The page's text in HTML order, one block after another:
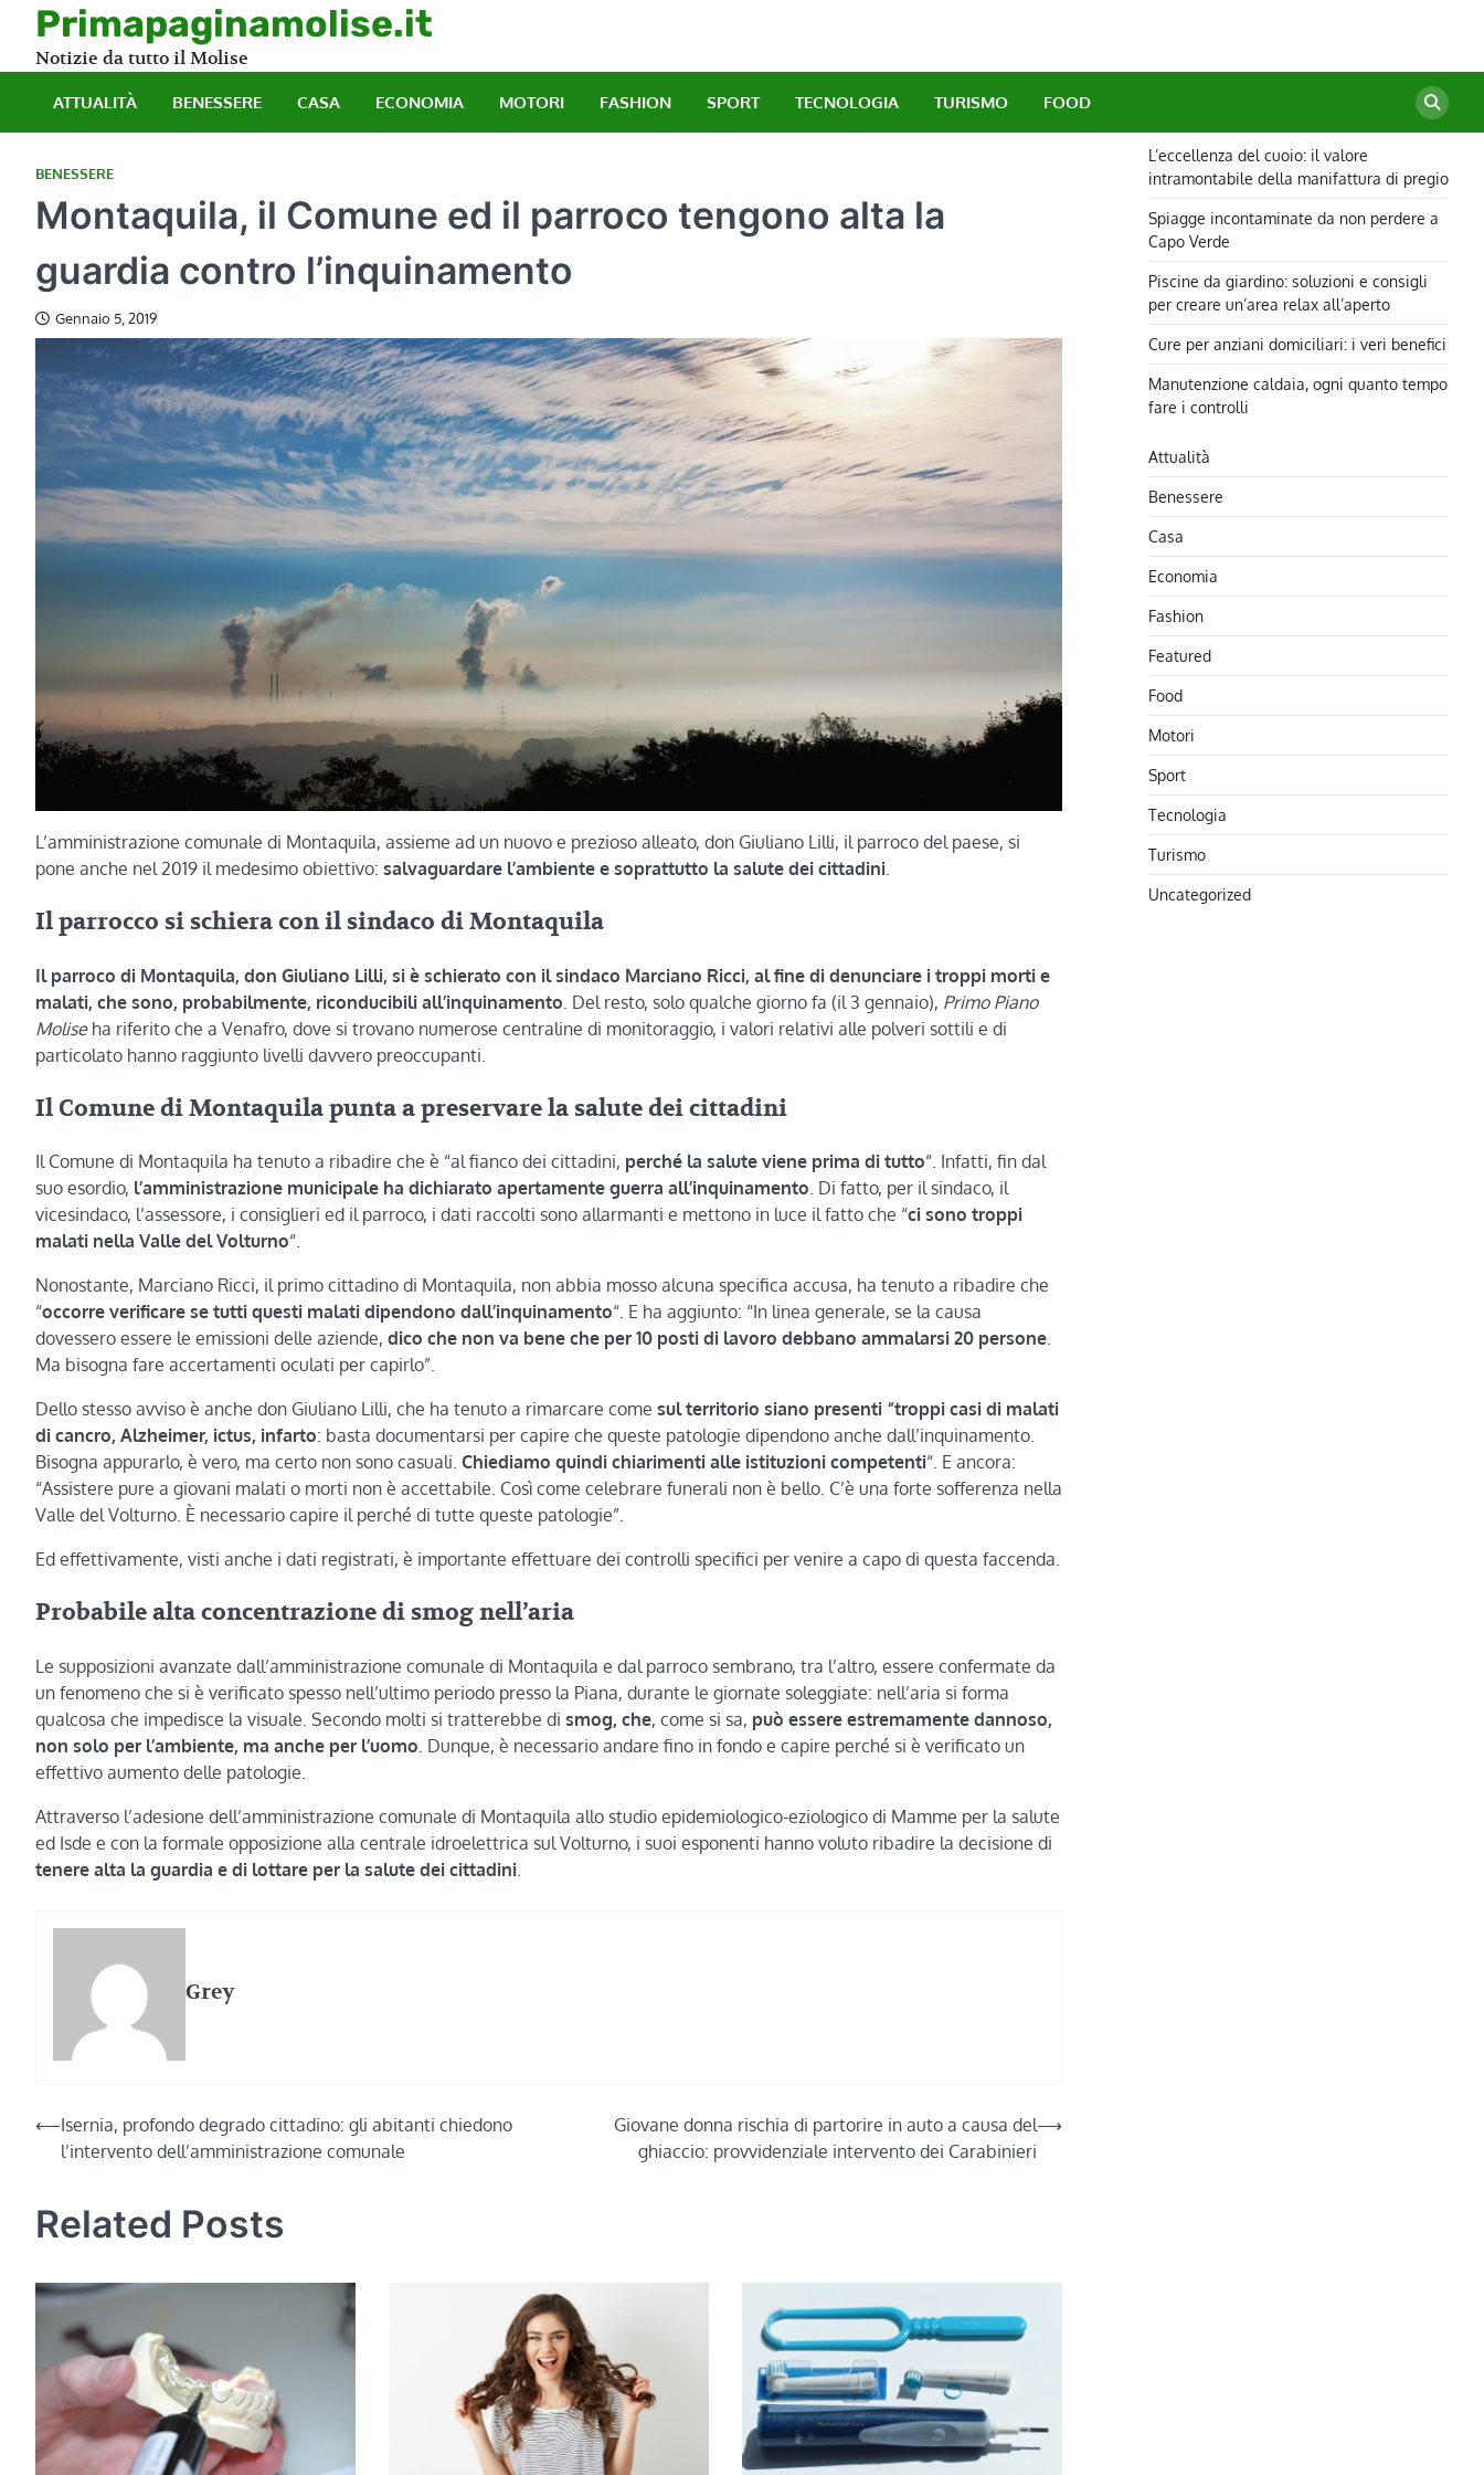
content
Primapaginamolise.it
Notizie da tutto il Molise
ATTUALITÀ BENESSERE CASA ECONOMIA MOTORI FASHION SPORT TECNOLOGIA TURISMO FOOD
BENESSERE
Montaquila, il Comune ed il parroco tengono alta la
guardia contro l’inquinamento
Gennaio 5, 2019
L’amministrazione comunale di Montaquila, assieme ad un nuovo e prezioso alleato, don Giuliano Lilli, il parroco del paese, si
pone anche nel 2019 il medesimo obiettivo: salvaguardare l’ambiente e soprattutto la salute dei cittadini.
Il parrocco si schiera con il sindaco di Montaquila
Il parroco di Montaquila, don Giuliano Lilli, si è schierato con il sindaco Marciano Ricci, al fine di denunciare i troppi morti e
malati, che sono, probabilmente, riconducibili all’inquinamento . Del resto, solo qualche giorno fa (il 3 gennaio), Primo Piano
Moliseha riferito che a Venafro, dove si trovano numerose centraline di monitoraggio, i valori relativi alle polveri sottili e di
particolato hanno raggiunto livelli davvero preoccupanti.
Il Comune di Montaquila punta a preservare la salute dei cittadini
Il Comune di Montaquila ha tenuto a ribadire che è “al fianco dei cittadini, perché la salute viene prima di tutto“. Infatti, fin dal
suo esordio, l’amministrazione municipale ha dichiarato apertamente guerra all’inquinamento. Di fatto, per il sindaco, il
vicesindaco, l’assessore, i consiglieri ed il parroco, i dati raccolti sono allarmanti e mettono in luce il fatto che “ci sono troppi
malati nella Valle del Volturno“.
Nonostante, Marciano Ricci, il primo cittadino di Montaquila, non abbia mosso alcuna specifica accusa, ha tenuto a ribadire che
“occorre verificare se tutti questi malati dipendono dall’inquinamento“. E ha aggiunto: “In linea generale, se la causa
dovessero essere le emissioni delle aziende, dico che non va bene che per 10 posti di lavoro debbano ammalarsi 20 persone.
Ma bisogna fare accertamenti oculati per capirlo”.
Dello stesso avviso è anche don Giuliano Lilli, che ha tenuto a rimarcare come sul territorio siano presenti “troppi casi di malati
di cancro, Alzheimer, ictus, infarto: basta documentarsi per capire che queste patologie dipendono anche dall’inquinamento.
Bisogna appurarlo, è vero, ma certo non sono casuali. Chiediamo quindi chiarimenti alle istituzioni competenti“. E ancora:
“Assistere pure a giovani malati o morti non è accettabile. Così come celebrare funerali non è bello. C’è una forte sofferenza nella
Valle del Volturno. È necessario capire il perché di tutte queste patologie”.
Ed effettivamente, visti anche i dati registrati, è importante effettuare dei controlli specifici per venire a capo di questa faccenda.
Probabile alta concentrazione di smog nell’aria
Le supposizioni avanzate dall’amministrazione comunale di Montaquila e dal parroco sembrano, tra l’altro, essere confermate da
un fenomeno che si è verificato spesso nell’ultimo periodo presso la Piana, durante le giornate soleggiate: nell’aria si forma
qualcosa che impedisce la visuale. Secondo molti si tratterebbe di smog, che, come si sa, può essere estremamente dannoso,
non solo per l’ambiente, ma anche per l’uomo . Dunque, è necessario andare fino in fondo e capire perché si è verificato un
effettivo aumento delle patologie.
Attraverso l’adesione dell’amministrazione comunale di Montaquila allo studio epidemiologico-eziologico di Mamme per la salute
ed Isde e con la formale opposizione alla centrale idroelettrica sul Volturno, i suoi esponenti hanno voluto ribadire la decisione di
tenere alta la guardia e di lottare per la salute dei cittadini
Grey
Navigazione
articoli
⟵Isernia, profondo degrado cittadino: gli abitanti chiedono
l’intervento dell’amministrazione comunale
Giovane donna rischia di partorire in auto a causa del
ghiaccio: provvidenziale intervento dei Carabinieri
⟶
Related Posts
L’eccellenza del cuoio: il valore
intramontabile della manifattura di pregio
Spiagge incontaminate da non perdere a
Capo Verde
Piscine da giardino: soluzioni e consigli
per creare un’area relax all’aperto
Cure per anziani domiciliari: i veri benefici
Manutenzione caldaia, ogni quanto tempo
fare i controlli
Attualità
Benessere
Casa
Economia
Fashion
Featured
Food
Motori
Sport
Tecnologia
Turismo
Uncategorized